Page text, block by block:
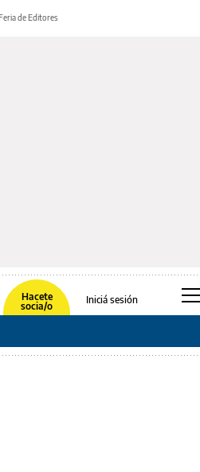
de Editores
Hacete
socia/o
Iniciá sesión